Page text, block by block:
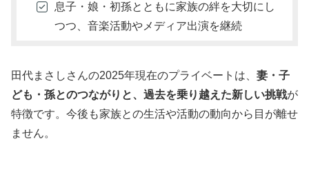
息子・娘・初孫とともに家族の絆を大切にし
つつ、音楽活動やメディア出演を継続
田代まさしさんの2025年現在のプライベートは、 妻・子
ども・孫とのつながりと、過去を乗り越えた新しい挑戦が
特徴です。今後も家族との生活や活動の動向から目が離せ
ません。